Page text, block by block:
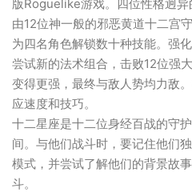
版Roguelike游戏。四位性格迥
由12位神一般的邪恶黄道十二宫
为四名角色解锁数十种技能。强
尝试新的法术组合，击败12位强
变得更强，最终与敌人势均力敌
应速度和技巧。
十二星座是十二位身经百战的守
间。与他们战斗时，要记住他们
模式，并尝试了解他们的背景故
斗。